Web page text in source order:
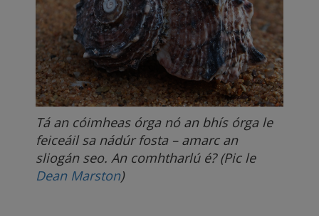
Tá an cóimheas órga nó an bhís órga le
feiceáil sa nádúr fosta – amarc an
sliogán seo. An comhtharlú é? (Pic le
Dean Marston)